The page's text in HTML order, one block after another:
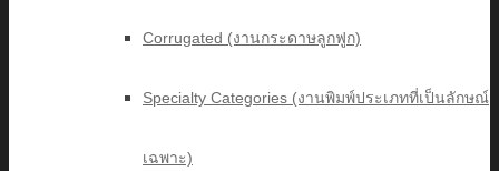
Corrugated (งานกระดาษลูกฟูก)
Specialty Categories (งานพิมพ์ประเภทที่เป็นลักษณ์
เฉพาะ)